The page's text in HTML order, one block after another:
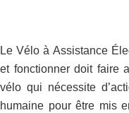
Le Vélo à Assistance
et fonctionner doit faire
vélo qui nécessite
humaine pour être mis